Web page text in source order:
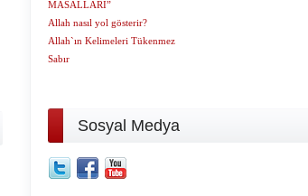
MASALLARI”
Allah nasıl yol gösterir?
Allah`ın Kelimeleri Tükenmez
Sabır
Sosyal Medya